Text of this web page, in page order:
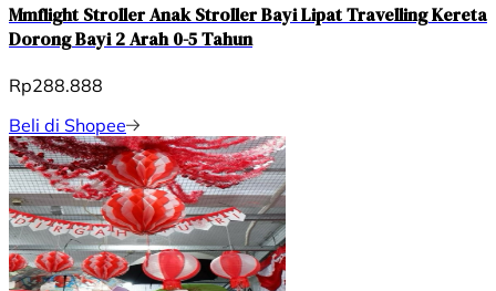
Mmflight Stroller Anak Stroller Bayi Lipat Travelling Kereta
Dorong Bayi 2 Arah 0-5 Tahun
Rp288.888
Beli di Shopee